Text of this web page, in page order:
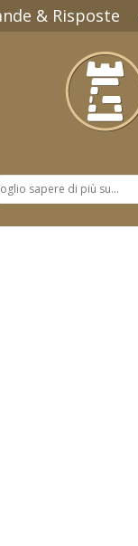
& Risposte